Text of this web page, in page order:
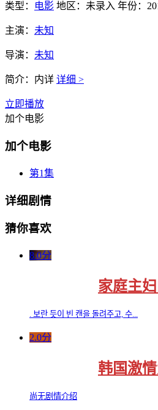
类型： 电影 地区： 未录入 年份：
主演： 未知
导演： 未知
简介： 内详 详细 >
立即播放
加个电影
加个电影
第1集
详细剧情
猜你喜欢
8.0分
家庭主
. 보란 듯이 빈 캔을 돌려주고, 수...
2.0分
韩国激
尚无剧情介绍